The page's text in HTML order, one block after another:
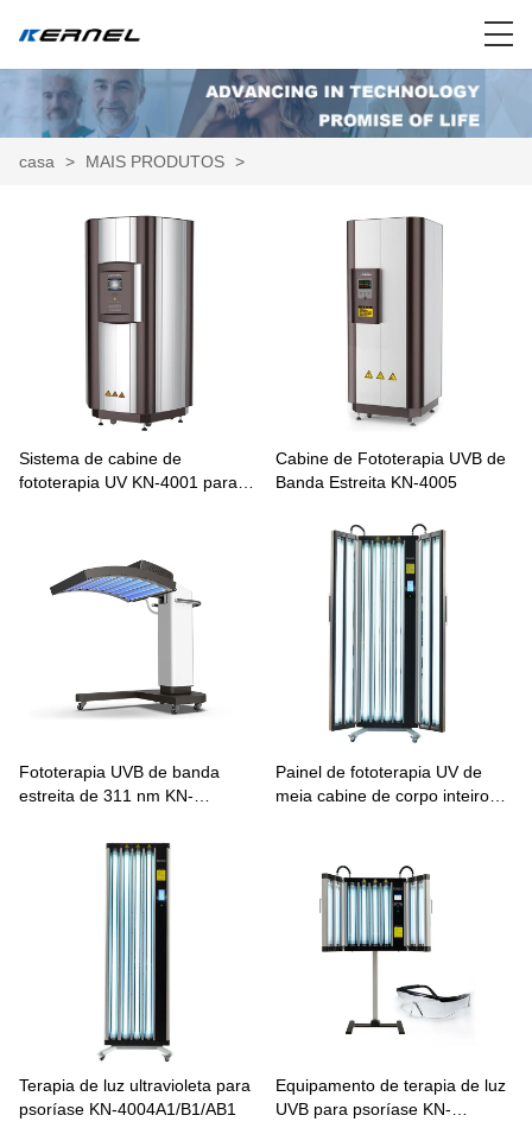
casa > MAIS PRODUTOS >
Sistema de cabine de
fototerapia UV KN-4001 para
Cabine de Fototerapia UVB de
Banda Estreita KN-4005
Fototerapia UVB de banda
estreita de 311 nm KN-
Painel de fototerapia UV de
meia cabine de corpo inteiro
Terapia de luz ultravioleta para
psoríase KN-4004A1/B1/AB1
Equipamento de terapia de luz
UVB para psoríase KN-